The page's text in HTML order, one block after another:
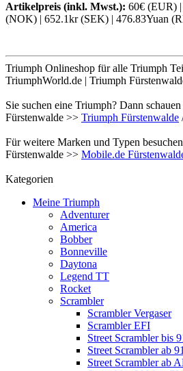
Artikelpreis (inkl. Mwst.): 60€ (EUR)
(NOK) | 652.1kr (SEK) | 476.83Yuan
Triumph Onlineshop für alle Triumph
TriumphWorld.de | Triumph
Sie suchen eine Triumph? Dann
Fürstenwalde >> Triumph Fürstenwalde
Für weitere Marken und Typen
Fürstenwalde >> Mobile.de
Kategorien
Meine Triumph
Adventurer
America
Bobber
Bonneville
Daytona
Legend TT
Rocket
Scrambler
Scrambler Vergaser
Scrambler EFI
Street Scrambler bis
Street Scrambler ab
Street Scrambler ab